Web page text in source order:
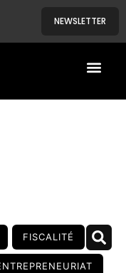
NEWSLETTER
FISCALITÉ